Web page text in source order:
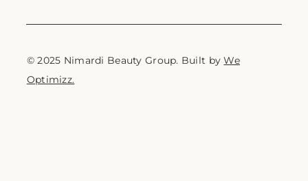
© 2025 Nimardi Beauty Group. Built byWe
Optimizz.